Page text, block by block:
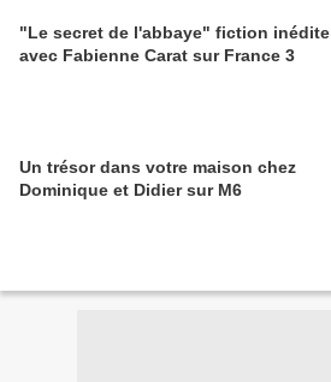
"Le secret de l'abbaye" fiction inédite
avec Fabienne Carat sur France 3
Un trésor dans votre maison chez
Dominique et Didier sur M6